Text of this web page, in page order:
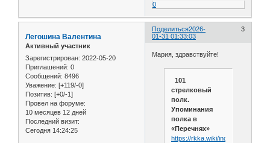
0
Поделиться 3
2026-
01-31 01:33:03
Легошина Валентина
Активный участник
Зарегистрирован: 2022-05-20
Приглашений: 0
Сообщений: 8496
Уважение: [+119/-0]
Позитив: [+0/-1]
Провел на форуме:
10 месяцев 12 дней
Последний визит:
Сегодня 14:24:25
Мария, здравствуйте!
101
стрелковый
полк.
Упоминания
полка в
«Перечнях»
https://rkka.wiki/index.php/